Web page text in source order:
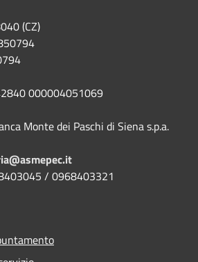
(CZ)
000004051069
Monte dei Paschi di Siena s.p.a.
/ 0968403321